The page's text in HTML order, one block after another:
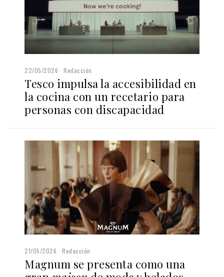
22/05/2026 Redacción
Tesco impulsa la accesibilidad en
la cocina con un recetario para
personas con discapacidad
21/05/2026 Redacción
Magnum se presenta como una